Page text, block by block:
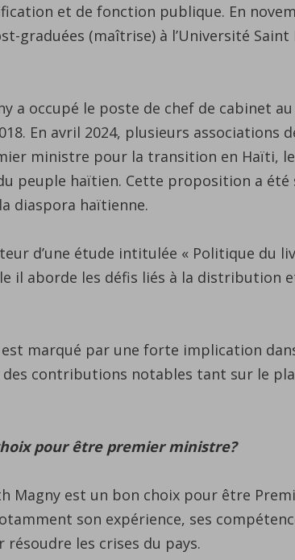
et de fonction publique. En
graduées (maîtrise) à l’Université Saint
a occupé le poste de chef de cabinet
En avril 2024, plusieurs associations
ministre pour la transition en Haïti,
peuple haïtien. Cette proposition a
diaspora haïtienne.
d’une étude intitulée « Politique du
il aborde les défis liés à la distribution
marqué par une forte implication
contributions notables tant sur le
pour être premier ministre?
Magny est un bon choix pour être
son expérience, ses
les crises du pays.